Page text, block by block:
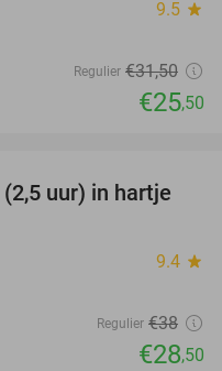
9.5 star
Regulier €31,50
€25,50
25%
uur) in hartje
9.4 star
Regulier €38
€28,50